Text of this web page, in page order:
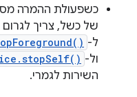
כשפעולת ההמרה
של כשל, צריך
ל-
ול-
השירות לגמרי.